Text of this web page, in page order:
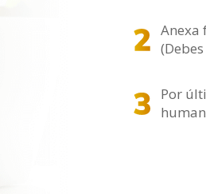
Anexa
Por